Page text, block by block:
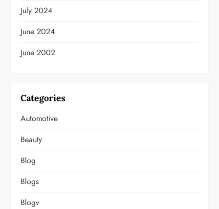
July 2024
June 2024
June 2002
Categories
Automotive
Beauty
Blog
Blogs
Blogv